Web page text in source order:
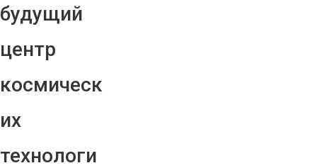
будущий
центр
космическ
их
технологи